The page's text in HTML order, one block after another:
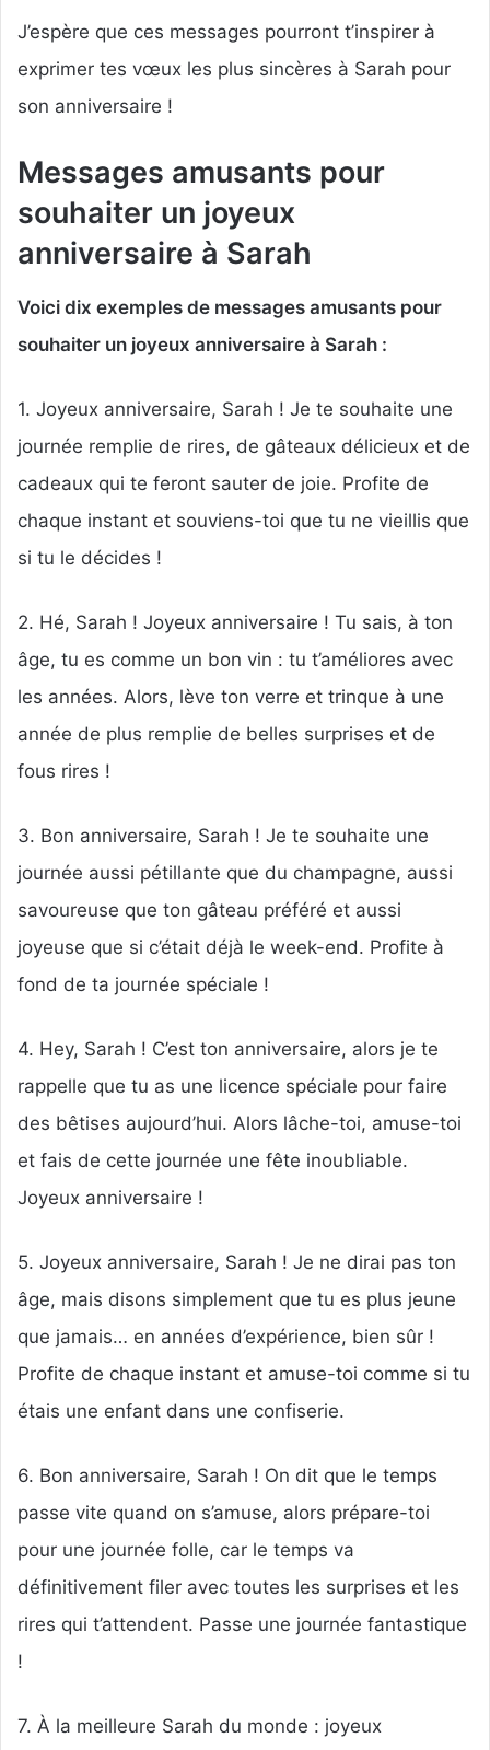
J’espère que ces messages pourront t’inspirer à
exprimer tes vœux les plus sincères à Sarah pour
son anniversaire !
Messages amusants pour
souhaiter un joyeux
anniversaire à Sarah
Voici dix exemples de messages amusants pour
souhaiter un joyeux anniversaire à Sarah :
1. Joyeux anniversaire, Sarah ! Je te souhaite une
journée remplie de rires, de gâteaux délicieux et de
cadeaux qui te feront sauter de joie. Profite de
chaque instant et souviens-toi que tu ne vieillis que
si tu le décides !
2. Hé, Sarah ! Joyeux anniversaire ! Tu sais, à ton
âge, tu es comme un bon vin : tu t’améliores avec
les années. Alors, lève ton verre et trinque à une
année de plus remplie de belles surprises et de
fous rires !
3. Bon anniversaire, Sarah ! Je te souhaite une
journée aussi pétillante que du champagne, aussi
savoureuse que ton gâteau préféré et aussi
joyeuse que si c’était déjà le week-end. Profite à
fond de ta journée spéciale !
4. Hey, Sarah ! C’est ton anniversaire, alors je te
rappelle que tu as une licence spéciale pour faire
des bêtises aujourd’hui. Alors lâche-toi, amuse-toi
et fais de cette journée une fête inoubliable.
Joyeux anniversaire !
5. Joyeux anniversaire, Sarah ! Je ne dirai pas ton
âge, mais disons simplement que tu es plus jeune
que jamais… en années d’expérience, bien sûr !
Profite de chaque instant et amuse-toi comme si tu
étais une enfant dans une confiserie.
6. Bon anniversaire, Sarah ! On dit que le temps
passe vite quand on s’amuse, alors prépare-toi
pour une journée folle, car le temps va
définitivement filer avec toutes les surprises et les
rires qui t’attendent. Passe une journée fantastique
!
7. À la meilleure Sarah du monde : joyeux